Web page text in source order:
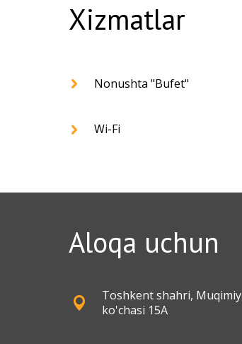
Xizmatlar
Nonushta "Bufet"
Wi-Fi
Aloqa uchun
Toshkent shahri, Muqimiy
ko'chasi 15A